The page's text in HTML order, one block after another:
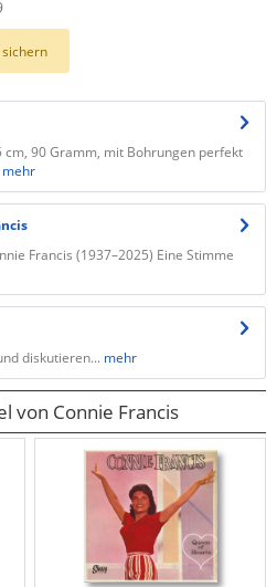
90 Gramm, mit Bohrungen perfekt
mehr
Francis (1937–2025) Eine Stimme
diskutieren... mehr
von Connie Francis